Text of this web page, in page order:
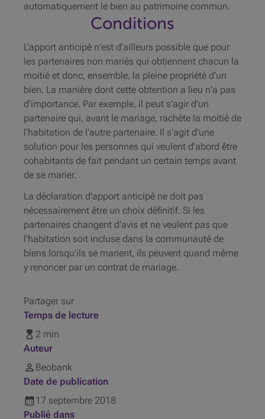
automatiquement le bien au patrimoine commun.
Conditions
L'apport anticipé n'est d'ailleurs possible que pour
les partenaires non mariés qui obtiennent chacun la
moitié et donc, ensemble, la pleine propriété d'un
bien. La manière dont cette obtention a lieu n'a pas
d'importance. Par exemple, il peut s'agir d'un
partenaire qui, avant le mariage, rachète la moitié de
l'habitation de l'autre partenaire. Il s'agit d'une
solution pour les personnes qui veulent d'abord être
cohabitants de fait pendant un certain temps avant
de se marier.
La déclaration d'apport anticipé ne doit pas
nécessairement être un choix définitif. Si les
partenaires changent d'avis et ne veulent pas que
l'habitation soit incluse dans la communauté de
biens lorsqu'ils se marient, ils peuvent quand même
y renoncer par un contrat de mariage.
Partager sur
Temps de lecture
2 min
Auteur
Beobank
Date de publication
17 septembre 2018
Publié dans